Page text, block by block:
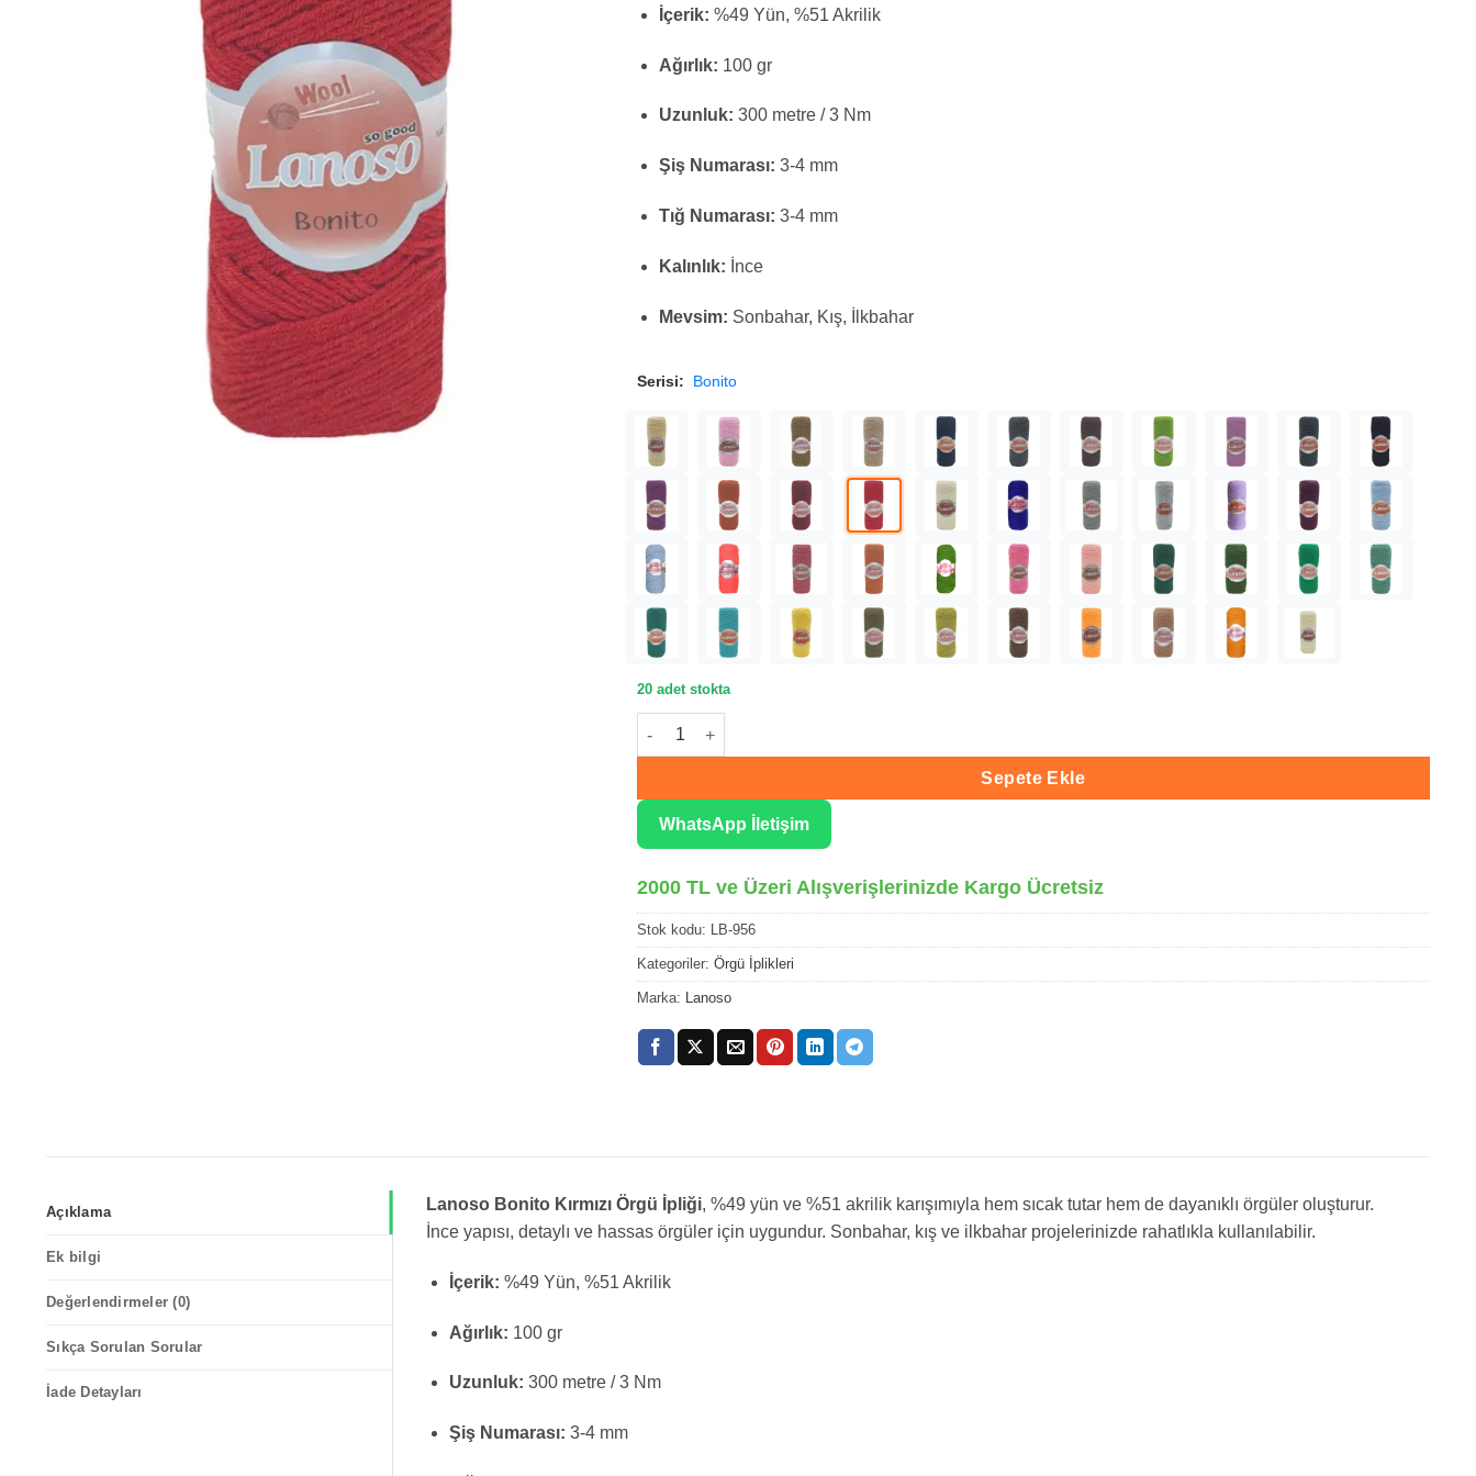
İçerik: %49 Yün, %51 Akrilik
Ağırlık: 100 gr
Uzunluk: 300 metre / 3 Nm
Şiş Numarası: 3-4 mm
Tığ Numarası: 3-4 mm
Kalınlık: İnce
Mevsim: Sonbahar, Kış, İlkbahar
Serisi: Bonito
20 adet stokta
Lanoso Bonito Kırmızı Örgü İpliği 956 adet
Sepete Ekle
WhatsApp İletişim
2000 TL ve Üzeri Alışverişlerinizde Kargo Ücretsiz
Stok kodu: LB-956
Kategoriler: Örgü İplikleri
Marka: Lanoso
Açıklama
Ek bilgi
Değerlendirmeler (0)
Sıkça Sorulan Sorular
İade Detayları
Lanoso Bonito Kırmızı Örgü İpliği, %49 yün ve %51 akrilik karışımıyla hem sıcak tutar hem de dayanıklı örgüler oluşturur.
İnce yapısı, detaylı ve hassas örgüler için uygundur. Sonbahar, kış ve ilkbahar projelerinizde rahatlıkla kullanılabilir.
İçerik: %49 Yün, %51 Akrilik
Ağırlık: 100 gr
Uzunluk: 300 metre / 3 Nm
Şiş Numarası: 3-4 mm